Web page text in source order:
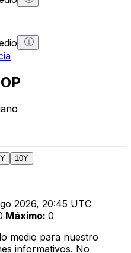
10Y
2026, 20:45 UTC
Máximo: 0
medio para nuestro
informativos. No